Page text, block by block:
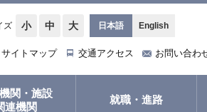
ズ 小 中 大 日本語 English
サイトマップ 交通アクセス お問い合わ
関・施設
連機関
就職・進路